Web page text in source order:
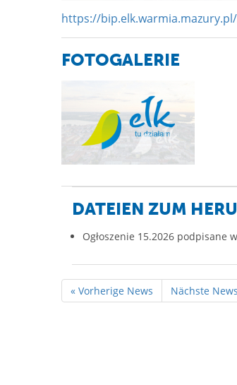
https://
FOTOGALERIE
DATEIEN ZUM
Ogłoszenie 15.2026 podpisane
« Vorherige News Nächste